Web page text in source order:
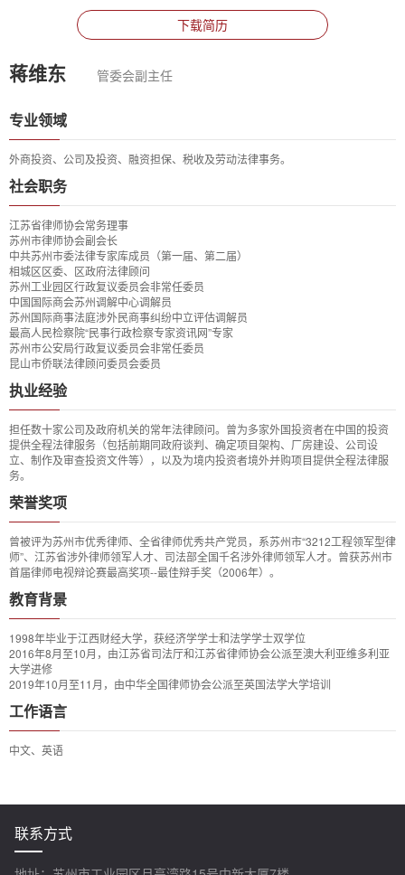
下载简历
蒋维东 管委会副主任
专业领域
外商投资、公司及投资、融资担保、税收及劳动法律事务。
社会职务
江苏省律师协会常务理事
苏州市律师协会副会长
中共苏州市委法律专家库成员（第一届、第二届）
相城区区委、区政府法律顾问
苏州工业园区行政复议委员会非常任委员
中国国际商会苏州调解中心调解员
苏州国际商事法庭涉外民商事纠纷中立评估调解员
最高人民检察院“民事行政检察专家资讯网”专家
苏州市公安局行政复议委员会非常任委员
昆山市侨联法律顾问委员会委员
执业经验
担任数十家公司及政府机关的常年法律顾问。曾为多家外国投资者在中国的投资
提供全程法律服务（包括前期同政府谈判、确定项目架构、厂房建设、公司设
立、制作及审查投资文件等），以及为境内投资者境外并购项目提供全程法律服
务。
荣誉奖项
曾被评为苏州市优秀律师、全省律师优秀共产党员，系苏州市“3212工程领军型律
师”、江苏省涉外律师领军人才、司法部全国千名涉外律师领军人才。曾获苏州市
首届律师电视辩论赛最高奖项--最佳辩手奖（2006年）。
教育背景
1998年毕业于江西财经大学，获经济学学士和法学学士双学位
2016年8月至10月，由江苏省司法厅和江苏省律师协会公派至澳大利亚维多利亚
大学进修
2019年10月至11月，由中华全国律师协会公派至英国法学大学培训
工作语言
中文、英语
联系方式